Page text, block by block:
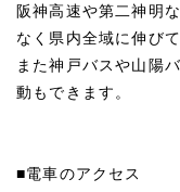
阪神高速や第二神明
なく県内全域に伸びて
また神戸バスや山陽
動もできます。
■電車のアクセス